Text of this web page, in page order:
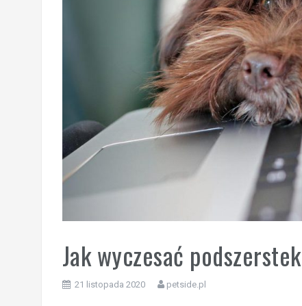
Jak wyczesać podszerstek
21 listopada 2020 petside.pl